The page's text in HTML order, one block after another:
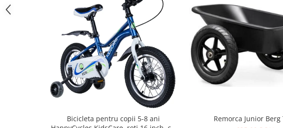
Biciclete,Triciclete, Masinute,
Triciclete copii si adulti
Biciclete copii si adulti
Biciclete copii cu roti 10 inch (2-4
Biciclete copii cu roti 12 inch (3-6
Bicicleta pentru copii 5-8 ani
Remorca Junior Berg